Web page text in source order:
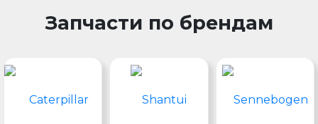
Запчасти по брендам